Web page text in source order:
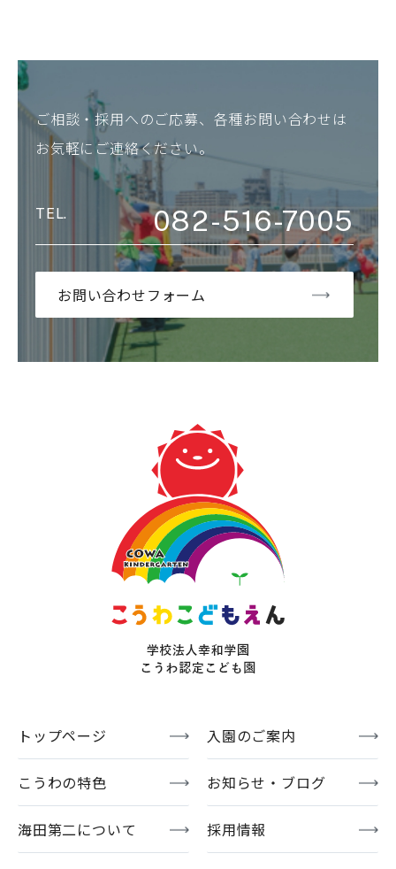
ご相談・採用へのご応募、各種お問い合わせは
お気軽にご連絡ください。
082-516-7005
お問い合わせフォーム
トップページ 入園のご案内
こうわの特色 お知らせ・ブログ
海田第二について 採用情報